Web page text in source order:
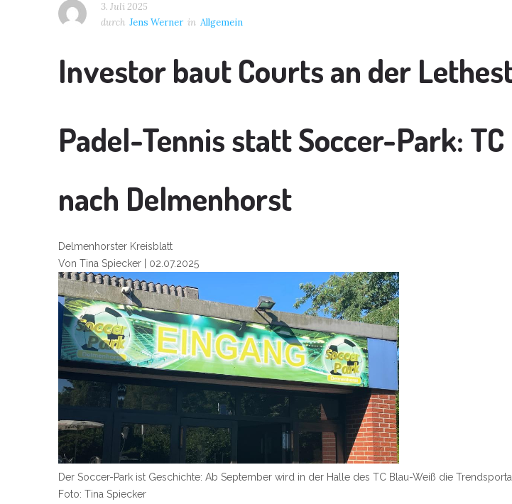
3. Juli 2025
durch Jens Werner in Allgemein
Investor baut Courts an der
Padel-Tennis statt Soccer-Park:
nach Delmenhorst
Delmenhorster Kreisblatt
Von Tina Spiecker | 02.07.2025
Der Soccer-Park ist Geschichte: Ab September wird in der Halle des TC Blau-Weiß die
Foto: Tina Spiecker